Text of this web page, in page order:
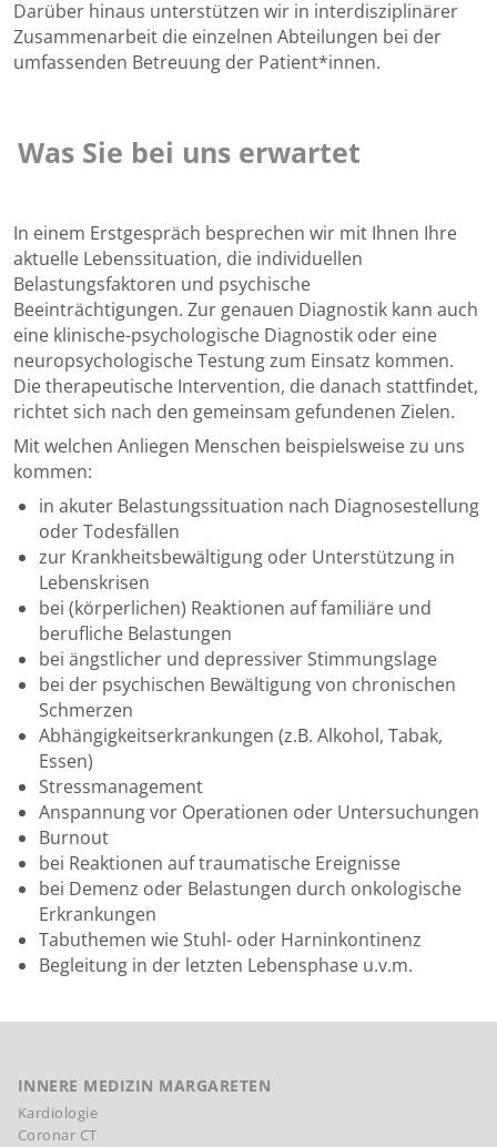
Darüber hinaus unterstützen wir in interdisziplinärer
Zusammenarbeit die einzelnen Abteilungen bei der
umfassenden Betreuung der Patient*innen.
Was Sie bei uns erwartet
In einem Erstgespräch besprechen wir mit Ihnen Ihre
aktuelle Lebenssituation, die individuellen
Belastungsfaktoren und psychische
Beeinträchtigungen. Zur genauen Diagnostik kann auch
eine klinische-psychologische Diagnostik oder eine
neuropsychologische Testung zum Einsatz kommen.
Die therapeutische Intervention, die danach stattfindet,
richtet sich nach den gemeinsam gefundenen Zielen.
Mit welchen Anliegen Menschen beispielsweise zu uns
kommen:
in akuter Belastungssituation nach Diagnosestellung
oder Todesfällen
zur Krankheitsbewältigung oder Unterstützung in
Lebenskrisen
bei (körperlichen) Reaktionen auf familiäre und
berufliche Belastungen
bei ängstlicher und depressiver Stimmungslage
bei der psychischen Bewältigung von chronischen
Schmerzen
Abhängigkeitserkrankungen (z.B. Alkohol, Tabak,
Essen)
Stressmanagement
Anspannung vor Operationen oder Untersuchungen
Burnout
bei Reaktionen auf traumatische Ereignisse
bei Demenz oder Belastungen durch onkologische
Erkrankungen
Tabuthemen wie Stuhl- oder Harninkontinenz
Begleitung in der letzten Lebensphase u.v.m.
INNERE MEDIZIN MARGARETEN
Kardiologie
Coronar CT